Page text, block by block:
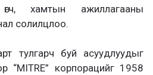
хамтын ажиллагааны
солилцлоо.
тулгарч буй асуудлуудыг
“MITRE” корпорацийг 1958